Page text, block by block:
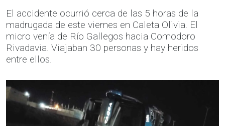
El accidente ocurrió cerca de las 5 horas de la
madrugada de este viernes en Caleta Olivia. El
micro venía de Río Gallegos hacia Comodoro
Rivadavia. Viajaban 30 personas y hay heridos
entre ellos.